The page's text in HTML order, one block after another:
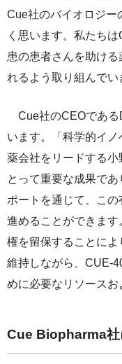
Cue社のバイオロジー
く思います。私たち
患の患者さんを助け
れるよう取り組んでい
Cue社のCEOである
います。「科学的イ
薬会社をリードする
とって重要な成果で
ポートを通じて、こ
進めることができま
権を留保することに
維持しながら、CUE-
めに必要なリソースお
Cue Biopharma社